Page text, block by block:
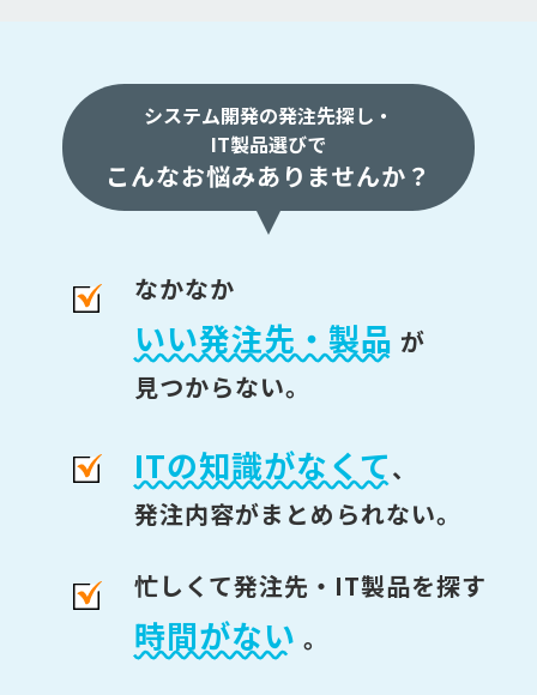
システム開発の発注先探し・
IT製品選びで
こんなお悩みありませんか？
なかなか
いい発注先・製品 が
見つからない。
ITの知識がなくて、
発注内容がまとめられない。
忙しくて発注先・IT製品を探す
時間がない 。